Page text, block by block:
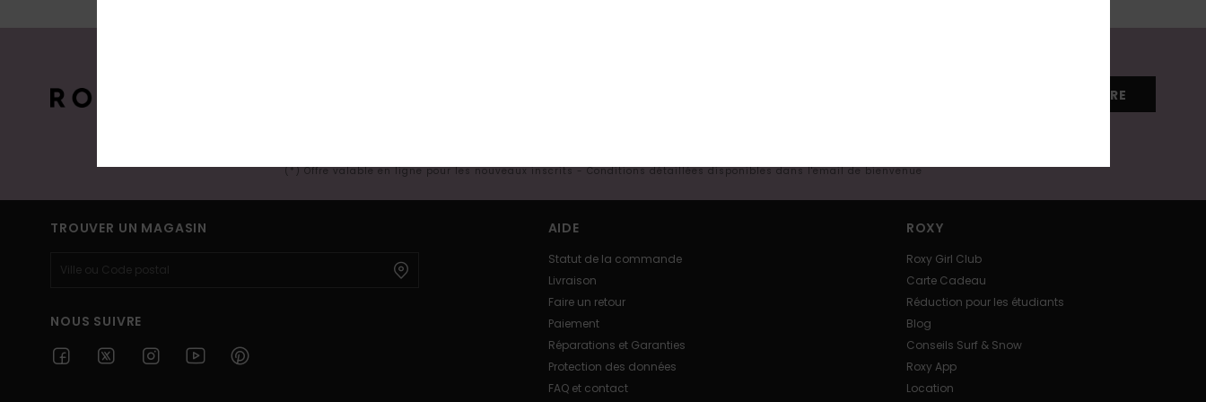
S'INSCRIRE
(*) Offre valable en ligne pour les nouveaux inscrits - Conditions détaillées disponibles dans l'email de bienvenue
TROUVER UN MAGASIN
NOUS SUIVRE
AIDE
Statut de la commande
Livraison
Faire un retour
Paiement
Réparations et Garanties
Protection des données
FAQ et contact
ROXY
Roxy Girl Club
Carte Cadeau
Réduction pour les étudiants
Blog
Conseils Surf & Snow
Roxy App
Location